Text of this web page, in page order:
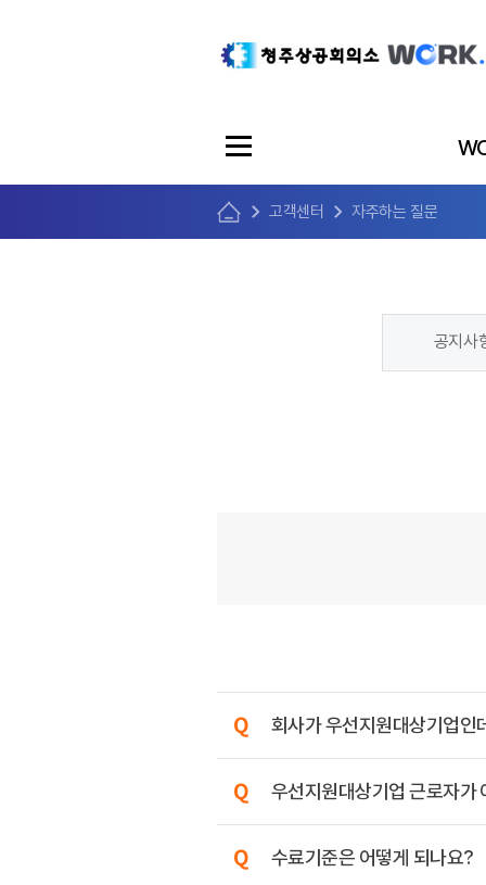
공지사
고객센터 자주하는 질문
회사가 우선지원대상기업인
우선지원대상기업 근로자가
수료기준은 어떻게 되나요?